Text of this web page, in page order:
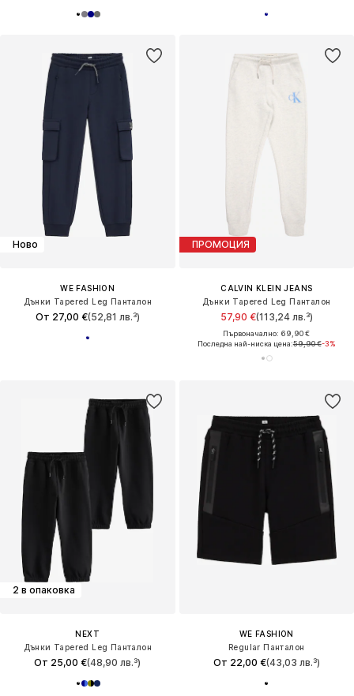
Ново
WE FASHION
Дънки Tapered Leg Панталон
От 27,00 €(52,81 лв.³)
ПРОМОЦИЯ
CALVIN KLEIN JEANS
Дънки Tapered Leg Панталон
57,90 €(113,24 лв.³)
Първоначално: 69,90 €
Последна най-ниска цена:59,90 €-3%
2 в опаковка
NEXT
Дънки Tapered Leg Панталон
От 25,00 €(48,90 лв.³)
WE FASHION
Regular Панталон
От 22,00 €(43,03 лв.³)